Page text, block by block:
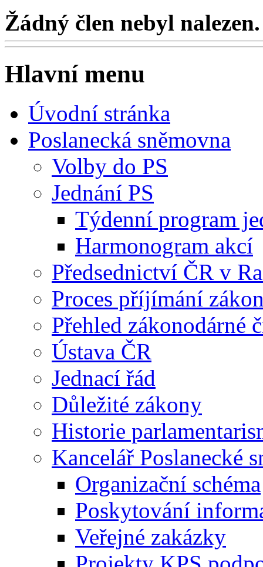
Žádný člen nebyl nalezen.
Hlavní menu
Úvodní stránka
Poslanecká sněmovna
Volby do PS
Jednání PS
Týdenní program
Harmonogram akcí
Předsednictví ČR v
Proces příjímání
Přehled zákonodárné
Ústava ČR
Jednací řád
Důležité zákony
Historie
Kancelář Poslanecké
Organizační schéma
Poskytování
Veřejné zakázky